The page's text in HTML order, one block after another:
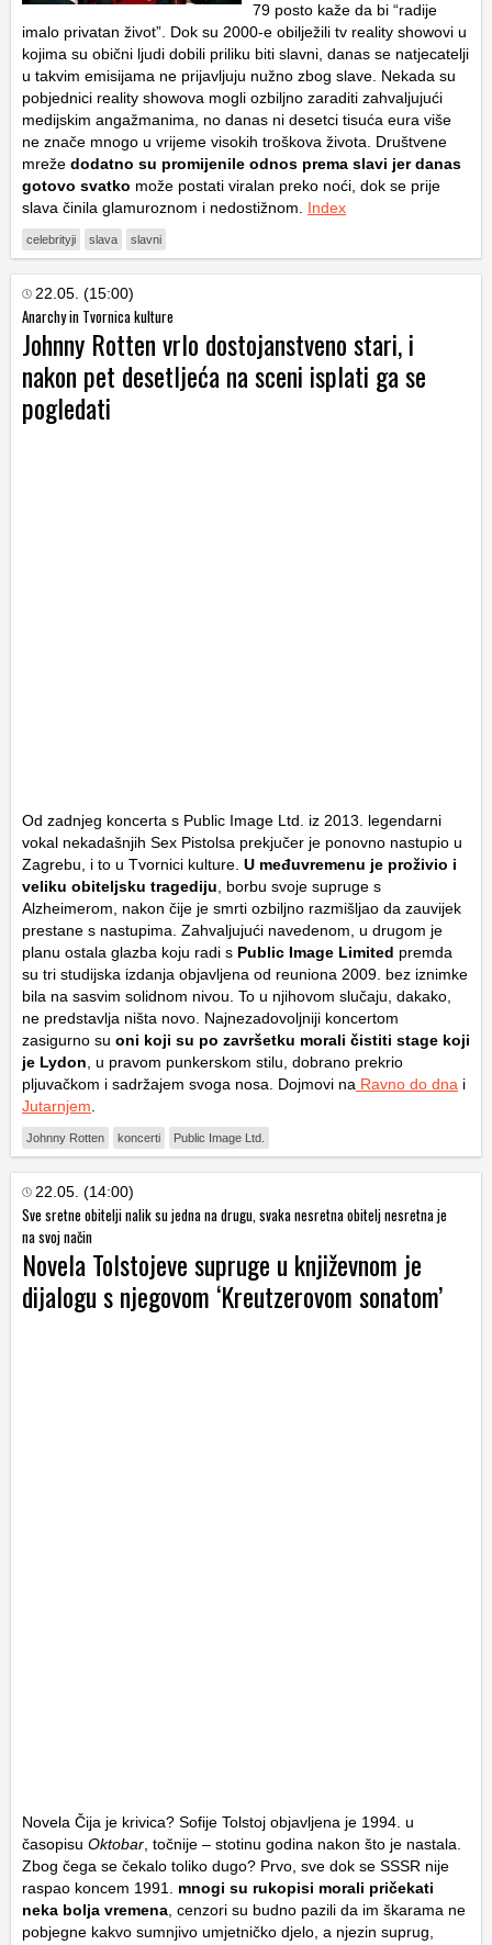
79 posto kaže da bi “radije
imalo privatan život”. Dok su 2000-e obilježili tv reality showovi u
kojima su obični ljudi dobili priliku biti slavni, danas se natjecatelji
u takvim emisijama ne prijavljuju nužno zbog slave. Nekada su
pobjednici reality showova mogli ozbiljno zaraditi zahvaljujući
medijskim angažmanima, no danas ni desetci tisuća eura više
ne znače mnogo u vrijeme visokih troškova života. Društvene
mreže dodatno su promijenile odnos prema slavi jer danas
gotovo svatko može postati viralan preko noći, dok se prije
slava činila glamuroznom i nedostižnom. Index
celebrityji slava slavni
22.05. (15:00)
Anarchy in Tvornica kulture
Johnny Rotten vrlo dostojanstveno stari, i
nakon pet desetljeća na sceni isplati ga se
pogledati
Od zadnjeg koncerta s Public Image Ltd. iz 2013. legendarni
vokal nekadašnjih Sex Pistolsa prekjučer je ponovno nastupio u
Zagrebu, i to u Tvornici kulture. U međuvremenu je proživio i
veliku obiteljsku tragediju , borbu svoje supruge s
Alzheimerom, nakon čije je smrti ozbiljno razmišljao da zauvijek
prestane s nastupima. Zahvaljujući navedenom, u drugom je
planu ostala glazba koju radi s Public Image Limited premda
su tri studijska izdanja objavljena od reuniona 2009. bez iznimke
bila na sasvim solidnom nivou. To u njihovom slučaju, dakako,
ne predstavlja ništa novo. Najnezadovoljniji koncertom
zasigurno su oni koji su po završetku morali čistiti stage koji
je Lydon , u pravom punkerskom stilu, dobrano prekrio
pljuvačkom i sadržajem svoga nosa. Dojmovi na Ravno do dna i
Jutarnjem
Johnny Rotten koncerti Public Image Ltd.
22.05. (14:00)
Sve sretne obitelji nalik su jedna na drugu, svaka nesretna obitelj nesretna je
na svoj način
Novela Tolstojeve supruge u književnom je
dijalogu s njegovom ‘Kreutzerovom sonatom’
Novela Čija je krivica? Sofije Tolstoj objavljena je 1994. u
časopisu Oktobar , točnije – stotinu godina nakon što je nastala.
Zbog čega se čekalo toliko dugo? Prvo, sve dok se SSSR nije
raspao koncem 1991. mnogi su rukopisi morali pričekati
neka bolja vremena , cenzori su budno pazili da im škarama ne
pobjegne kakvo sumnjivo umjetničko djelo, a njezin suprug,